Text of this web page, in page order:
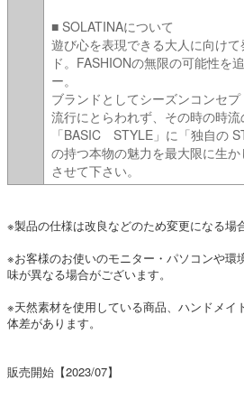
■ SOLATINAについて
遊び心を表現できる大人に向け
ド。FASHIONの無限の可能性を
ー。
ブランドとしてシーズンコンセプ
流行にとらわれず、その時の時
「BASIC STYLE」に「独自の
の持つ本物の魅力を最大限に生
させて下さい。
※製品の仕様は改良などのため変更になる場
※お客様のお使いのモニター・パソコンや環
味が異なる場合がございます。
※天然素材を使用している商品、ハンドメイ
体差があります。
販売開始【2023/07】